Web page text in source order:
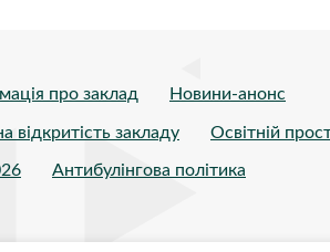
про заклад
Новини-анонс
відкритість закладу
Освітній
Антибулінгова політика